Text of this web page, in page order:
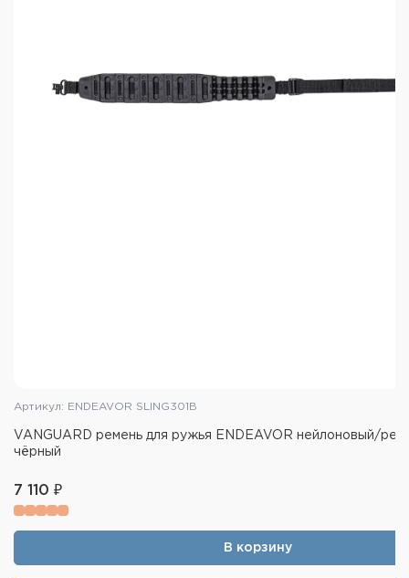
Артикул: ENDEAVOR SLING301B
VANGUARD ремень для ружья ENDEAVOR нейлоновый/
чёрный
7 110 ₽
В корзину